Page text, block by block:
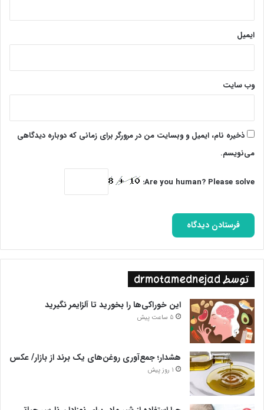
ایمیل
وب‌ سایت
ذخیره نام، ایمیل و وبسایت من در مرورگر برای زمانی که دوباره دیدگاهی
می‌نویسم.
Are you human? Please solve:
توسط drmotamednejad
این خوراکی‌ها را بخورید تا آلزایمر نگیرید
5 ساعت پیش
هشدار؛ جمع‌آوری روغن‌های یک برند از بازار/ عکس
1 روز پیش